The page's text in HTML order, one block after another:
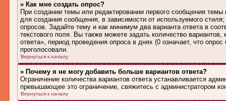
» Как мне создать опрос?
При создании темы или редактировании первого сообщения
для создания сообщения, в зависимости от используемого
опросов. Задайте тему и как минимум два варианта ответа в
текстового поля. Вы также можете задать количество
ответа», период проведения опроса в днях (0 означает, что
проголосовали.
Вернуться к началу
» Почему я не могу добавить больше вариантов ответа?
Ограничение количества вариантов ответа устанавливается
превышающее это ограничение, свяжитесь с администратором
Вернуться к началу